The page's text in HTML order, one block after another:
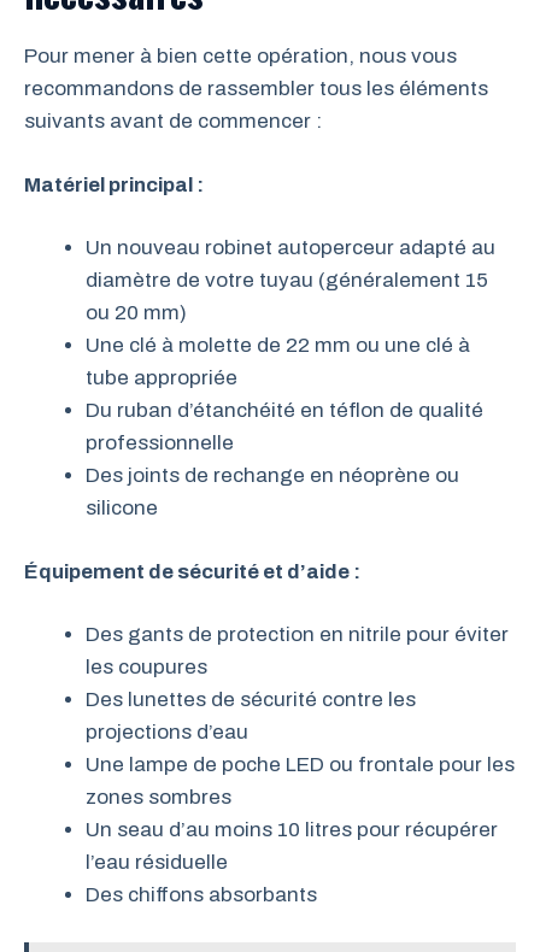
Pour mener à bien cette opération, nous vous
recommandons de rassembler tous les éléments
suivants avant de commencer :
Matériel principal :
Un nouveau robinet autoperceur adapté au
diamètre de votre tuyau (généralement 15
ou 20 mm)
Une clé à molette de 22 mm ou une clé à
tube appropriée
Du ruban d’étanchéité en téflon de qualité
professionnelle
Des joints de rechange en néoprène ou
silicone
Équipement de sécurité et d’aide :
Des gants de protection en nitrile pour éviter
les coupures
Des lunettes de sécurité contre les
projections d’eau
Une lampe de poche LED ou frontale pour les
zones sombres
Un seau d’au moins 10 litres pour récupérer
l’eau résiduelle
Des chiffons absorbants